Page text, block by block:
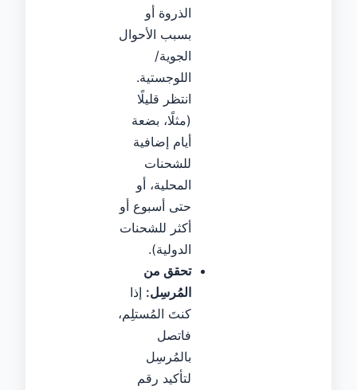
الذروة أو
بسبب الأحوال
الجوية/
اللوجستية.
انتظر قليلًا
(مثلًا، بضعة
أيام إضافية
للشحنات
المحلية، أو
حتى أسبوع أو
أكثر للشحنات
الدولية).
تحقق من
المُرسِل: إذا
كنتَ المُستلِم،
فاتصل
بالمُرسِل
لتأكيد رقم